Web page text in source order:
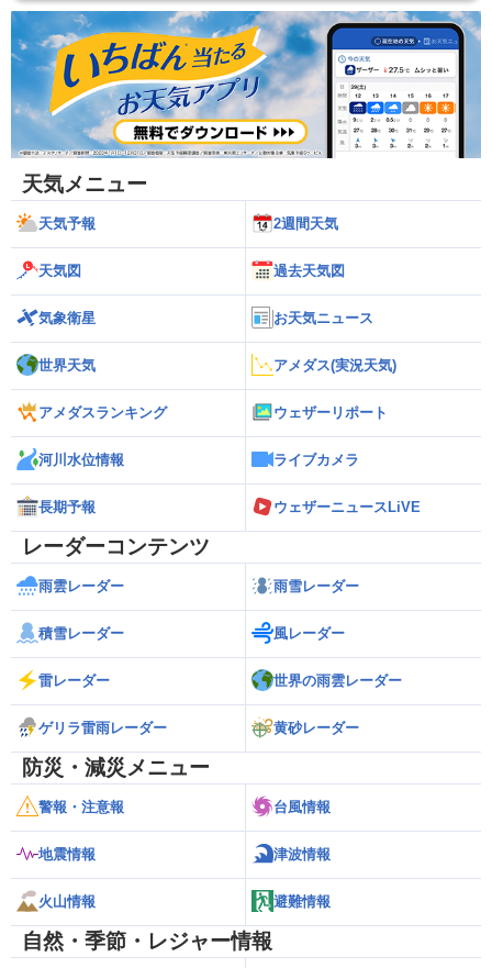
天気メニュー
天気予報 2週間天気
天気図 過去天気図
気象衛星 お天気ニュース
世界天気 アメダス(実況天気)
アメダスランキング ウェザーリポート
河川水位情報 ライブカメラ
長期予報 ウェザーニュースLiVE
レーダーコンテンツ
雨雲レーダー 雨雪レーダー
積雪レーダー 風レーダー
雷レーダー 世界の雨雲レーダー
ゲリラ雷雨レーダー 黄砂レーダー
防災・減災メニュー
警報・注意報 台風情報
地震情報 津波情報
火山情報 避難情報
自然・季節・レジャー情報